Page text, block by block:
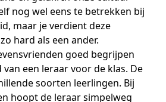
nog wel eens te betrekken bij
maar je verdient deze
hard als een ander.
goed begrijpen
een leraar voor de klas. De
soorten leerlingen. Bij
hoopt de leraar simpelweg